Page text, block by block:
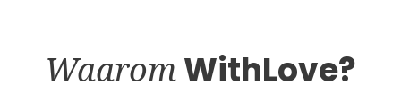
WaaromWithLove?